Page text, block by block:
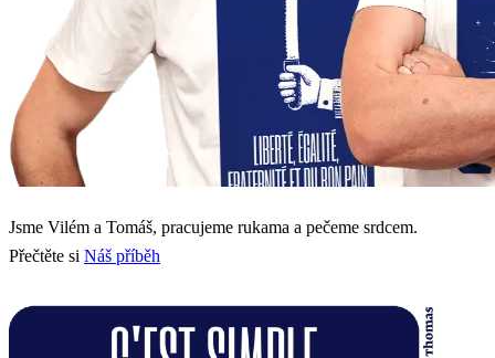
Jsme Vilém a Tomáš, pracujeme rukama a pečeme srdcem.
Přečtěte si Náš příběh